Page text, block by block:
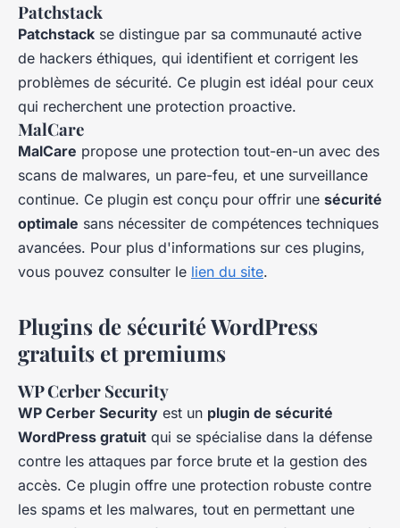
Patchstack
Patchstack se distingue par sa communauté active
de hackers éthiques, qui identifient et corrigent les
problèmes de sécurité. Ce plugin est idéal pour ceux
qui recherchent une protection proactive.
MalCare
MalCare propose une protection tout-en-un avec des
scans de malwares, un pare-feu, et une surveillance
continue. Ce plugin est conçu pour offrir une sécurité
optimale sans nécessiter de compétences techniques
avancées. Pour plus d'informations sur ces plugins,
vous pouvez consulter le lien du site.
Plugins de sécurité WordPress
gratuits et premiums
WP Cerber Security
WP Cerber Security est un plugin de sécurité
WordPress gratuit qui se spécialise dans la défense
contre les attaques par force brute et la gestion des
accès. Ce plugin offre une protection robuste contre
les spams et les malwares, tout en permettant une